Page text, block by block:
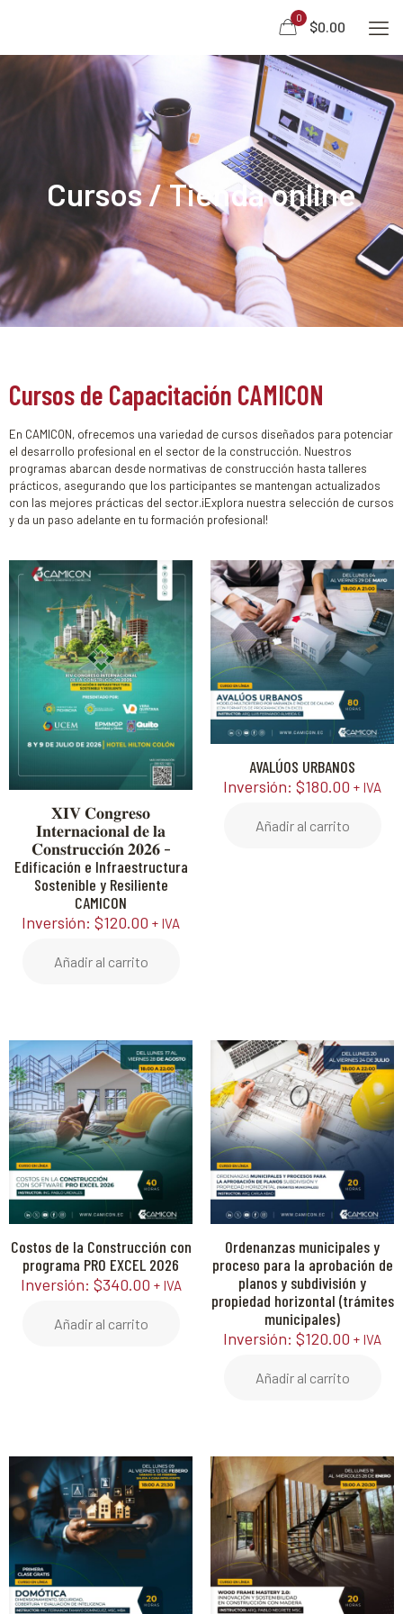
0
$0.00
Cursos / Tienda online
Cursos de Capacitación CAMICON
En CAMICON, ofrecemos una variedad de cursos diseñados para potenciar
el desarrollo profesional en el sector de la construcción. Nuestros
programas abarcan desde normativas de construcción hasta talleres
prácticos, asegurando que los participantes se mantengan actualizados
con las mejores prácticas del sector.¡Explora nuestra selección de cursos
y da un paso adelante en tu formación profesional!
𝐗𝐈𝐕 𝐂𝐨𝐧𝐠𝐫𝐞𝐬𝐨
𝐈𝐧𝐭𝐞𝐫𝐧𝐚𝐜𝐢𝐨𝐧𝐚𝐥 𝐝𝐞 𝐥𝐚
𝐂𝐨𝐧𝐬𝐭𝐫𝐮𝐜𝐜𝐢𝐨́𝐧 𝟐𝟎𝟐𝟔 –
Edificación e Infraestructura
Sostenible y Resiliente
CAMICON
Inversión: $120.00 + IVA
Añadir al carrito
AVALÚOS URBANOS
Inversión: $180.00 + IVA
Añadir al carrito
Costos de la Construcción con
programa PRO EXCEL 2026
Inversión: $340.00 + IVA
Añadir al carrito
Ordenanzas municipales y
proceso para la aprobación de
planos y subdivisión y
propiedad horizontal (trámites
municipales)
Inversión: $120.00 + IVA
Añadir al carrito